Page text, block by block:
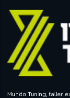
Mundo Tuning, taller